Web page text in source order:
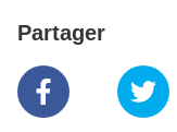
Partager